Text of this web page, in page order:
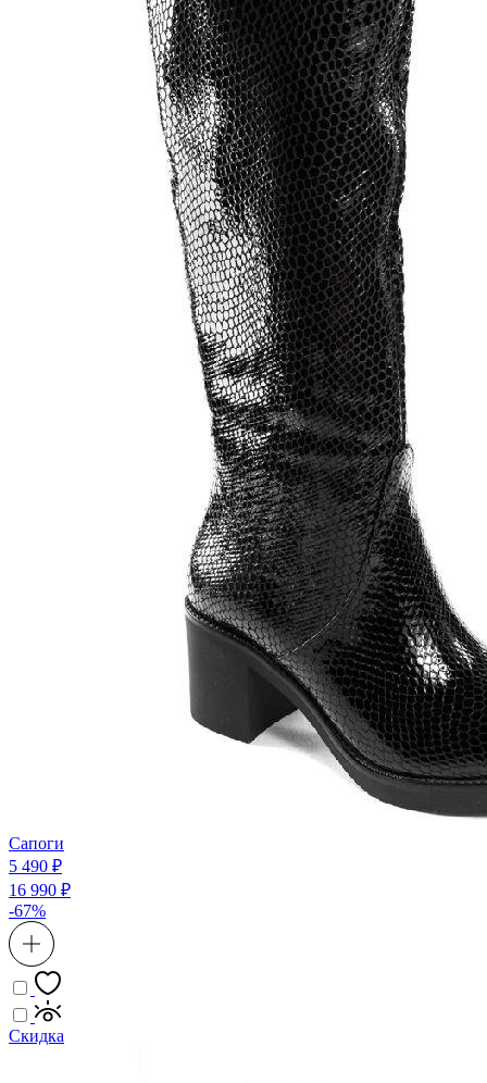
Сапоги
5 490 ₽
16 990 ₽
-67%
Скидка